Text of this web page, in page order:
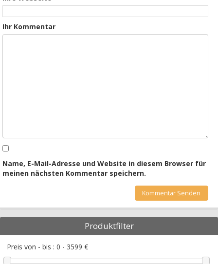
Ihr Kommentar
Name, E-Mail-Adresse und Website in diesem Browser für
meinen nächsten Kommentar speichern.
Produktfilter
Preis von - bis : 0 - 3599 €